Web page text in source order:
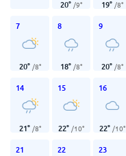
20° /9° 19° /8°
7
20° /8°
8
18° /8°
9
20° /8°
14
21° /8°
15
22° /10°
16
22° /10°
21 22 23